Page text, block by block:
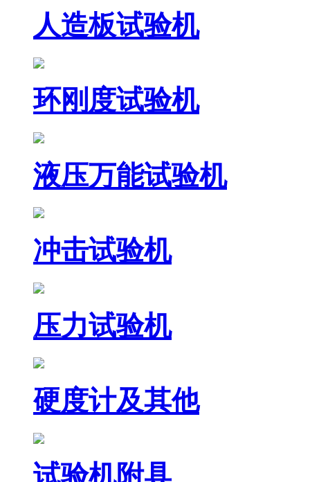
人造板试验机
环刚度试验机
液压万能试验机
冲击试验机
压力试验机
硬度计及其他
试验机附具